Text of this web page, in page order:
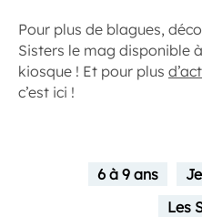
Pour plus de blagues,
Sisters le mag disponible
kiosque ! Et pour plus
c’est ici !
6 à 9 ans
Les